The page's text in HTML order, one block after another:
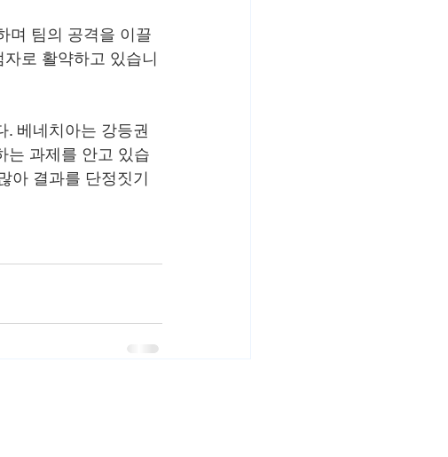
며 팀의 공격을 이끌
로 활약하고 있습니
베네치아는 강등권
는 과제를 안고 있습
아 결과를 단정짓기